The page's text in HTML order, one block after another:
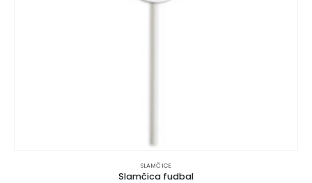
SLAMČICE
Slamčica fudbal